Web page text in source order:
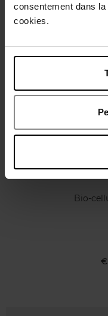
consentement dans
cookies.
Review
Nog
Bio-
€